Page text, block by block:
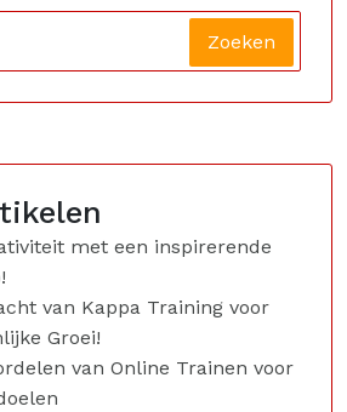
Zoeken
met een inspirerende
van Kappa Training voor
Groei!
van Online Trainen voor